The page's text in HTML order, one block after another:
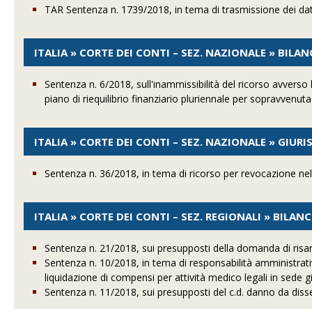
TAR Sentenza n. 1739/2018, in tema di trasmissione dei
ITALIA » CORTE DEI CONTI – SEZ. NAZIONALE »
Sentenza n. 6/2018, sull'inammissibilità del ricorso
piano di riequilibrio finanziario pluriennale per
ITALIA » CORTE DEI CONTI – SEZ. NAZIONALE »
Sentenza n. 36/2018, in tema di ricorso per revocazione
ITALIA » CORTE DEI CONTI – SEZ. REGIONALI »
Sentenza n. 21/2018, sui presupposti della domanda di
Sentenza n. 10/2018, in tema di responsabilità
liquidazione di compensi per attività medico legali in sede
Sentenza n. 11/2018, sui presupposti del c.d. danno da